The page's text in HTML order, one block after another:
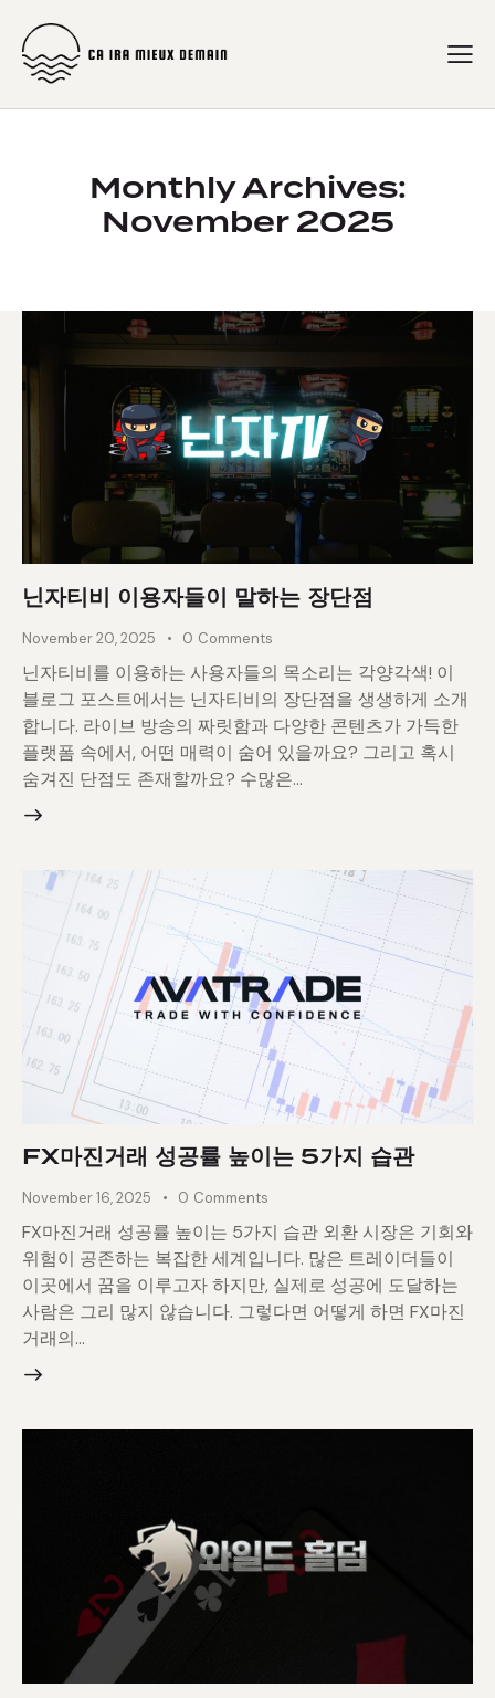
Monthly Archives:
November 2025
닌자티비 이용자들이 말하는 장단점
November 20, 2025 0 Comments
닌자티비를 이용하는 사용자들의 목소리는 각양각색! 이
블로그 포스트에서는 닌자티비의 장단점을 생생하게 소개
합니다. 라이브 방송의 짜릿함과 다양한 콘텐츠가 가득한
플랫폼 속에서, 어떤 매력이 숨어 있을까요? 그리고 혹시
숨겨진 단점도 존재할까요? 수많은…
FX마진거래 성공률 높이는 5가지 습관
November 16, 2025 0 Comments
FX마진거래 성공률 높이는 5가지 습관 외환 시장은 기회와
위험이 공존하는 복잡한 세계입니다. 많은 트레이더들이
이곳에서 꿈을 이루고자 하지만, 실제로 성공에 도달하는
사람은 그리 많지 않습니다. 그렇다면 어떻게 하면 FX마진
거래의…